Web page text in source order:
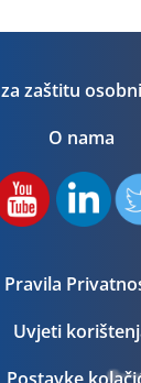
zaštitu
O nama
Pravila
Uvjeti